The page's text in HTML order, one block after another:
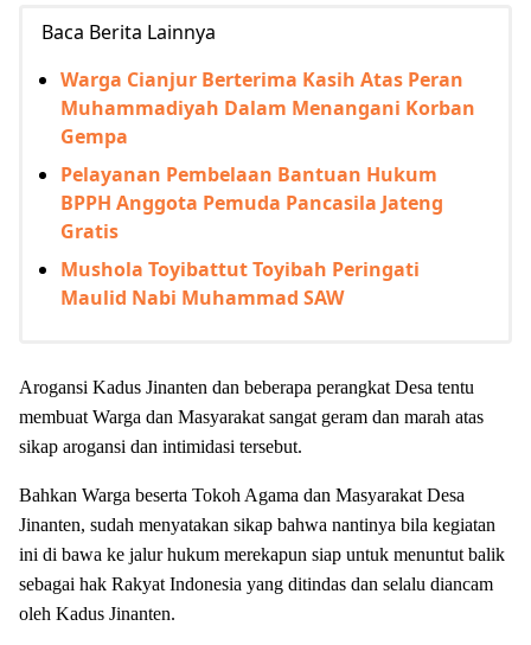
Baca Berita Lainnya
Warga Cianjur Berterima Kasih Atas Peran
Muhammadiyah Dalam Menangani Korban
Gempa
Pelayanan Pembelaan Bantuan Hukum
BPPH Anggota Pemuda Pancasila Jateng
Gratis
Mushola Toyibattut Toyibah Peringati
Maulid Nabi Muhammad SAW
Arogansi Kadus Jinanten dan beberapa perangkat Desa tentu
membuat Warga dan Masyarakat sangat geram dan marah atas
sikap arogansi dan intimidasi tersebut.
Bahkan Warga beserta Tokoh Agama dan Masyarakat Desa
Jinanten, sudah menyatakan sikap bahwa nantinya bila kegiatan
ini di bawa ke jalur hukum merekapun siap untuk menuntut balik
sebagai hak Rakyat Indonesia yang ditindas dan selalu diancam
oleh Kadus Jinanten.